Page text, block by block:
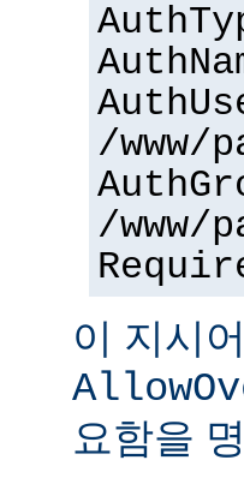
/www/
/www/
이 지시
요함을